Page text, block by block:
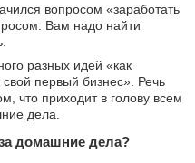
вопросом «заработать
Вам надо найти
разных идей «как
свой первый бизнес». Речь
что приходит в голову всем
дела.
домашние дела?